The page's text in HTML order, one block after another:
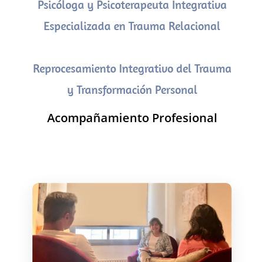
Psicóloga y Psicoterapeuta Integrativa
Especializada en Trauma Relacional
Reprocesamiento Integrativo del Trauma
y Transformación Personal
Acompañamiento Profesional